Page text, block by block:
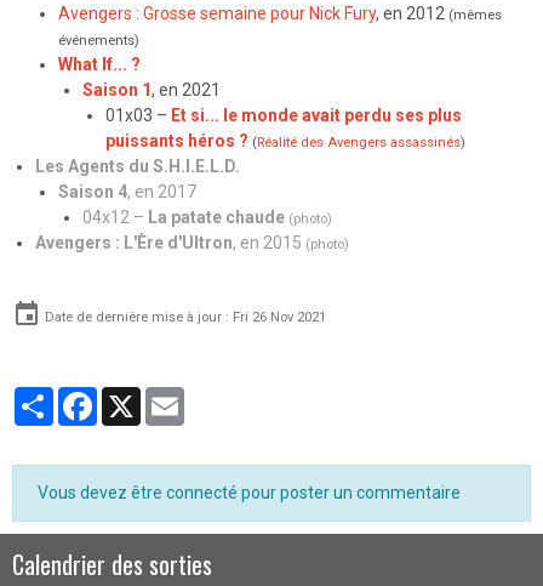
Avengers : Grosse semaine pour Nick Fury, en 2012 (mêmes
événements)
What If... ?
Saison 1, en 2021
01x03 – Et si... le monde avait perdu ses plus
puissants héros ? (Réalité des Avengers assassinés)
Les Agents du S.H.I.E.L.D.
Saison 4, en 2017
04x12 – La patate chaude (photo)
Avengers : L'Ère d'Ultron, en 2015 (photo)
Date de dernière mise à jour : Fri 26 Nov 2021
PartagerFacebook
X
Vous devez être connecté pour poster un commentaire
Calendrier des sorties